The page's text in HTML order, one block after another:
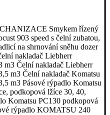
Smykem řízený
903 speed s čelní zubatou,
na shrnování sněhu dozer
nakladač Liebherr
m3 Čelní nakladač Liebherr
m3 Čelní nakladač Komatsu
m3 Pásové rýpadlo Komatsu
podkopová lžíce 30, 40,
Komatsu PC130 podkopová
rýpadlo KOMATSU 240